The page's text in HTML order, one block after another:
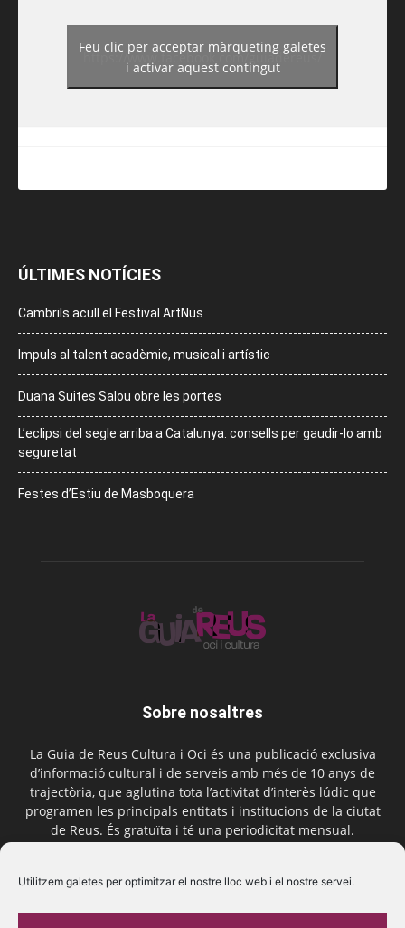
Utilitzem galetes per optimitzar el nostre lloc web i el nostre servei.
https://www.facebook.com/guiadereus/
Feu clic per acceptar màrqueting galetes
i activar aquest contingut
ÚLTIMES NOTÍCIES
Cambrils acull el Festival ArtNus
Impuls al talent acadèmic, musical i artístic
Duana Suites Salou obre les portes
L’eclipsi del segle arriba a Catalunya: consells per gaudir-lo amb
seguretat
Festes d’Estiu de Masboquera
Sobre nosaltres
La Guia de Reus Cultura i Oci és una publicació exclusiva
d’informació cultural i de serveis amb més de 10 anys de
trajectòria, que aglutina tota l’activitat d’interès lúdic que
programen les principals entitats i institucions de la ciutat
de Reus. És gratuïta i té una periodicitat mensual.